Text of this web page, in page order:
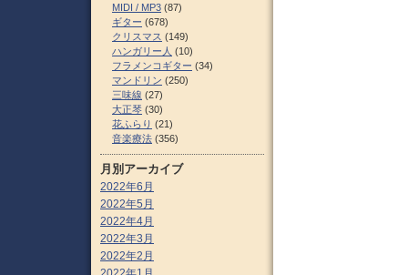
MIDI / MP3 (87)
ギター (678)
クリスマス (149)
ハンガリー人 (10)
フラメンコギター (34)
マンドリン (250)
三味線 (27)
大正琴 (30)
花ふらり (21)
音楽療法 (356)
月別アーカイブ
2022年6月
2022年5月
2022年4月
2022年3月
2022年2月